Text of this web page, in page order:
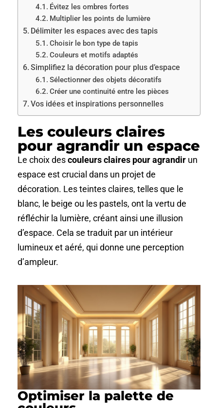
Évitez les ombres fortes
Multiplier les points de lumière
Délimiter les espaces avec des tapis
Choisir le bon type de tapis
Couleurs et motifs adaptés
Simplifiez la décoration pour plus d’espace
Sélectionner des objets décoratifs
Créer une continuité entre les pièces
Vos idées et inspirations personnelles
Les couleurs claires
pour agrandir un espace
Le choix descouleurs claires pour agrandir un
espace est crucial dans un projet de
décoration. Les teintes claires, telles que le
blanc, le beige ou les pastels, ont la vertu de
réfléchir la lumière, créant ainsi une illusion
d’espace. Cela se traduit par un intérieur
lumineux et aéré, qui donne une perception
d’ampleur.
Optimiser la palette de